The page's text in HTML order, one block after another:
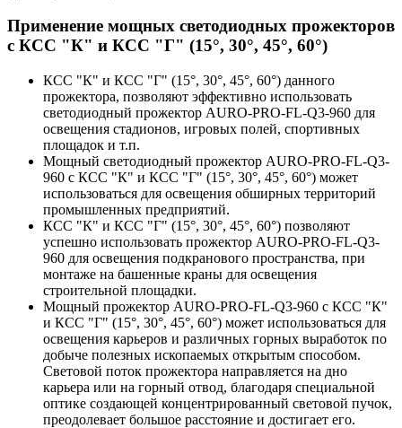
Применение мощных светодиодных прожекторов
с КСС "К" и КСС "Г" (15°, 30°, 45°, 60°)
КСС "К" и КСС "Г" (15°, 30°, 45°, 60°) данного
прожектора, позволяют эффективно использовать
светодиодный прожектор AURO-PRO-FL-Q3-960 для
освещения стадионов, игровых полей, спортивных
площадок и т.п.
Мощный светодиодный прожектор AURO-PRO-FL-Q3-
960 с КСС "К" и КСС "Г" (15°, 30°, 45°, 60°) может
использоваться для освещения обширных территорий
промышленных предприятий.
КСС "К" и КСС "Г" (15°, 30°, 45°, 60°) позволяют
успешно использовать прожектор AURO-PRO-FL-Q3-
960 для освещения подкранового пространства, при
монтаже на башенные краны для освещения
строительной площадки.
Мощный прожектор AURO-PRO-FL-Q3-960 с КСС "К"
и КСС "Г" (15°, 30°, 45°, 60°) может использоваться для
освещения карьеров и различных горных выработок по
добыче полезных ископаемых открытым способом.
Световой поток прожектора направляется на дно
карьера или на горный отвод, благодаря специальной
оптике создающей концентрированный световой пучок,
преодолевает большое расстояние и достигает его.